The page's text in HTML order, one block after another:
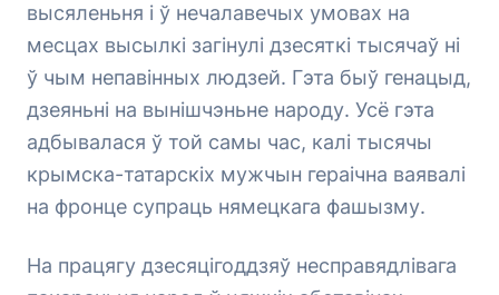
высяленьня і ў нечалавечых умовах на
месцах высылкі загінулі дзесяткі тысячаў ні
ў чым непавінных людзей. Гэта быў генацыд,
дзеяньні на вынішчэньне народу. Усё гэта
адбывалася ў той самы час, калі тысячы
крымска-татарскіх мужчын гераічна ваявалі
на фронце супраць нямецкага фашызму.
На працягу дзесяцігоддзяў несправядлівага